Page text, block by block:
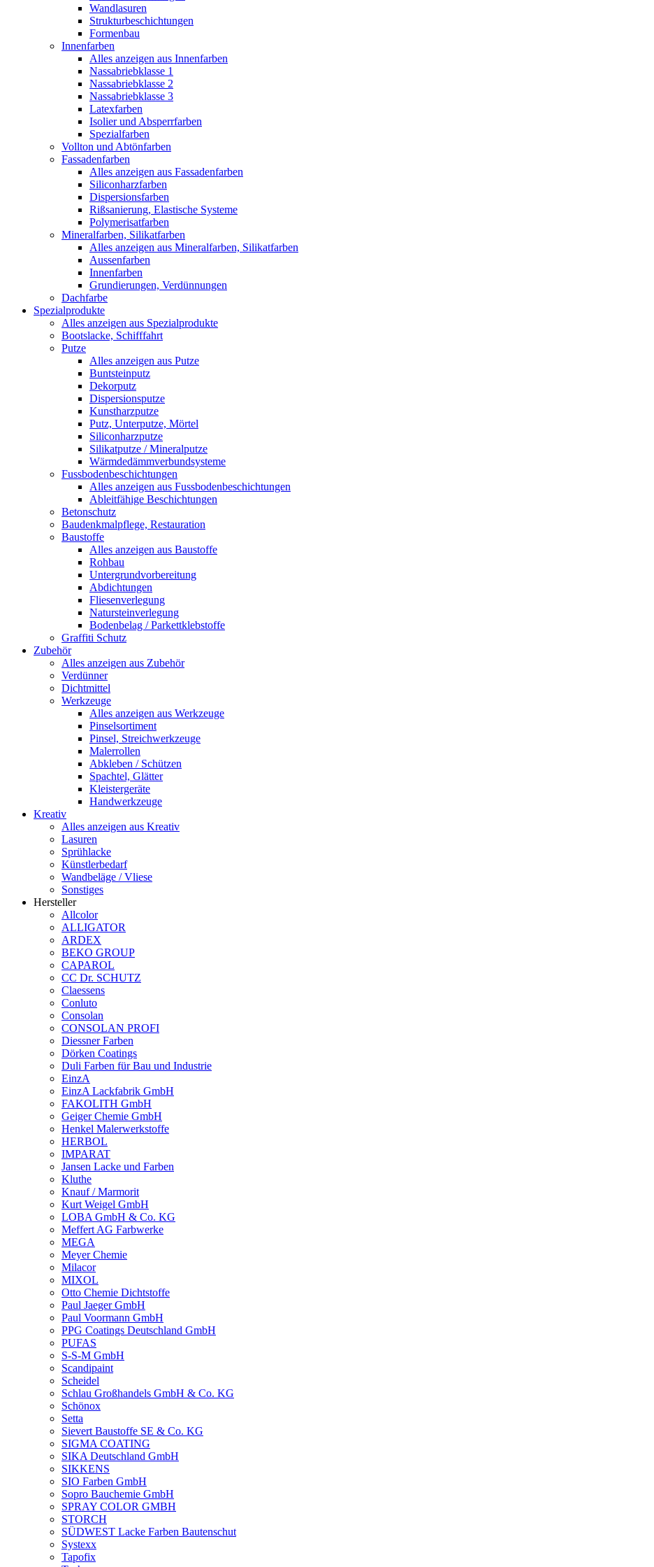
Wandlasuren
Strukturbeschichtungen
Formenbau
Innenfarben
Alles anzeigen aus Innenfarben
Nassabriebklasse 1
Nassabriebklasse 2
Nassabriebklasse 3
Latexfarben
Isolier und Absperrfarben
Spezialfarben
Vollton und Abtönfarben
Fassadenfarben
Alles anzeigen aus Fassadenfarben
Siliconharzfarben
Dispersionsfarben
Rißsanierung, Elastische Systeme
Polymerisatfarben
Mineralfarben, Silikatfarben
Alles anzeigen aus Mineralfarben, Silikatfarben
Aussenfarben
Innenfarben
Grundierungen, Verdünnungen
Dachfarbe
Spezialprodukte
Alles anzeigen aus Spezialprodukte
Bootslacke, Schifffahrt
Putze
Alles anzeigen aus Putze
Buntsteinputz
Dekorputz
Dispersionsputze
Kunstharzputze
Putz, Unterputze, Mörtel
Siliconharzputze
Silikatputze / Mineralputze
Wärmdedämmverbundsysteme
Fussbodenbeschichtungen
Alles anzeigen aus Fussbodenbeschichtungen
Ableitfähige Beschichtungen
Betonschutz
Baudenkmalpflege, Restauration
Baustoffe
Alles anzeigen aus Baustoffe
Rohbau
Untergrundvorbereitung
Abdichtungen
Fliesenverlegung
Natursteinverlegung
Bodenbelag / Parkettklebstoffe
Graffiti Schutz
Zubehör
Alles anzeigen aus Zubehör
Verdünner
Dichtmittel
Werkzeuge
Alles anzeigen aus Werkzeuge
Pinselsortiment
Pinsel, Streichwerkzeuge
Malerrollen
Abkleben / Schützen
Spachtel, Glätter
Kleistergeräte
Handwerkzeuge
Kreativ
Alles anzeigen aus Kreativ
Lasuren
Sprühlacke
Künstlerbedarf
Wandbeläge / Vliese
Sonstiges
Hersteller
Allcolor
ALLIGATOR
ARDEX
BEKO GROUP
CAPAROL
CC Dr. SCHUTZ
Claessens
Conluto
Consolan
CONSOLAN PROFI
Diessner Farben
Dörken Coatings
Duli Farben für Bau und Industrie
EinzA
EinzA Lackfabrik GmbH
FAKOLITH GmbH
Geiger Chemie GmbH
Henkel Malerwerkstoffe
HERBOL
IMPARAT
Jansen Lacke und Farben
Kluthe
Knauf / Marmorit
Kurt Weigel GmbH
LOBA GmbH & Co. KG
Meffert AG Farbwerke
MEGA
Meyer Chemie
Milacor
MIXOL
Otto Chemie Dichtstoffe
Paul Jaeger GmbH
Paul Voormann GmbH
PPG Coatings Deutschland GmbH
PUFAS
S-S-M GmbH
Scandipaint
Scheidel
Schlau Großhandels GmbH & Co. KG
Schönox
Setta
Sievert Baustoffe SE & Co. KG
SIGMA COATING
SIKA Deutschland GmbH
SIKKENS
SIO Farben GmbH
Sopro Bauchemie GmbH
SPRAY COLOR GMBH
STORCH
SÜDWEST Lacke Farben Bautenschut
Systexx
Tapofix